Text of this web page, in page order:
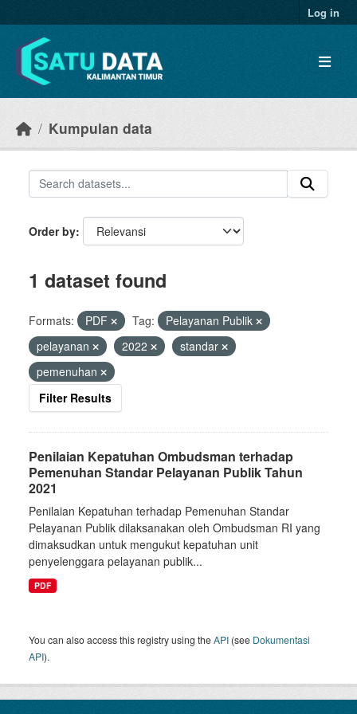
Log in
Kumpulan data
Order by
1 dataset found
Formats: PDF Tag:
Pelayanan Publik
pelayanan
2022
standar
pemenuhan
Filter Results
Penilaian Kepatuhan Ombudsman terhadap
Pemenuhan Standar Pelayanan Publik Tahun
2021
Penilaian Kepatuhan terhadap Pemenuhan Standar
Pelayanan Publik dilaksanakan oleh Ombudsman RI yang
dimaksudkan untuk mengukut kepatuhan unit
penyelenggara pelayanan publik...
PDF
You can also access this registry using theAPI (see Dokumentasi
API).